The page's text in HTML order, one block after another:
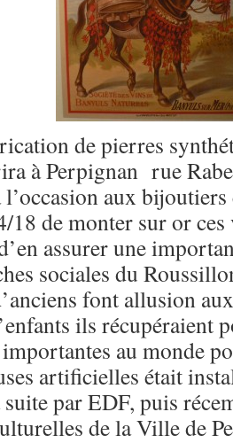
de pierres
à Perpignan rue
aux
18 de monter sur or
assurer une
sociales du
font allusion
ils récupéraient
au monde
artificielles était
suite par EDF, puis
de la Ville de